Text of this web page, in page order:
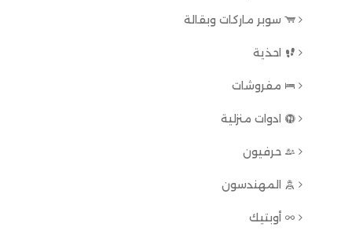
سوبر ماركات وبقالة
احذية
مفروشات
ادوات منزلية
حرفيون
المهندسون
أوبتيك